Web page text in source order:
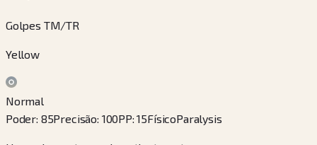
Golpes TM/TR
Yellow
Normal
Poder: 85Precisão: 100PP:15FísicoParalysis